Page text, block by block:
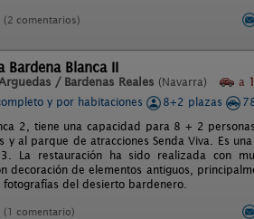
(2 comentarios)
Bardena Blanca II
/ Bardenas Reales (Navarra) a
y por habitaciones
8+2 plazas
2, tiene una capacidad para 8 + 2
y al parque de atracciones Senda Viva. Es
La restauración ha sido realizada con
decoración de elementos antiguos,
fotografías del desierto bardenero.
(1 comentario)